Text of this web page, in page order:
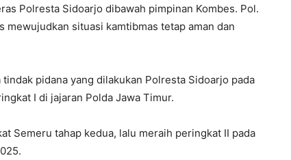
Polresta Sidoarjo dibawah pimpinan Kombes. Pol.
mewujudkan situasi kamtibmas tetap aman dan
pidana yang dilakukan Polresta Sidoarjo pada
I di jajaran Polda Jawa Timur.
Semeru tahap kedua, lalu meraih peringkat II pada